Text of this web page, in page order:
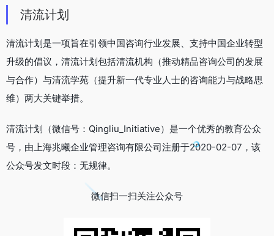
清流计划
清流计划是一项旨在引领中国咨询行业发展、支持中国企业转型
升级的倡议，清流计划包括清流机构（推动精品咨询公司的发展
与合作）与清流学苑（提升新一代专业人士的咨询能力与战略思
维）两大关键举措。
清流计划（微信号：Qingliu_Initiative）是一个优秀的教育公众
号，由上海兆曦企业管理咨询有限公司注册于2020-02-07，该
公众号发文时段：无规律。
微信扫一扫关注公众号